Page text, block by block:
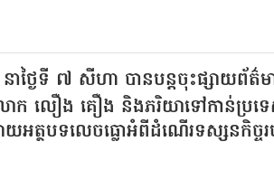
នាថ្ងៃទី ៧ សីហា បានបន្តចុះផ្សាយព័
ឋ លោក លឿង គឿង និងភរិយាទៅកាន់ប្រ
ាយអត្ថបទលេចធ្លោអំពីដំណើរទស្សនកិ